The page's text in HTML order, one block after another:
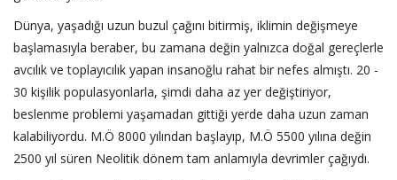
Dünya, yaşadığı uzun buzul çağını bitirmiş, iklimin değişmeye
başlamasıyla beraber, bu zamana değin yalnızca doğal gereçlerle
avcılık ve toplayıcılık yapan insanoğlu rahat bir nefes almıştı. 20 -
30 kişilik populasyonlarla, şimdi daha az yer değiştiriyor,
beslenme problemi yaşamadan gittiği yerde daha uzun zaman
kalabiliyordu. M.Ö 8000 yılından başlayıp, M.Ö 5500 yılına değin
2500 yıl süren Neolitik dönem tam anlamıyla devrimler çağıydı.